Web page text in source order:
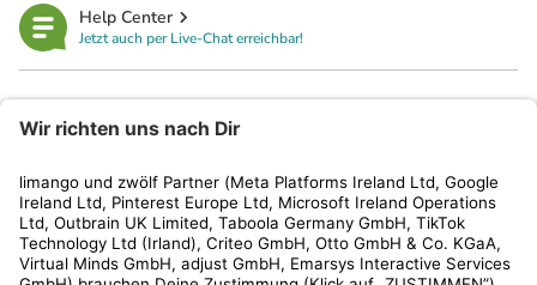
Help Center
Jetzt auch per Live-Chat erreichbar!
Kundenservice
Shop